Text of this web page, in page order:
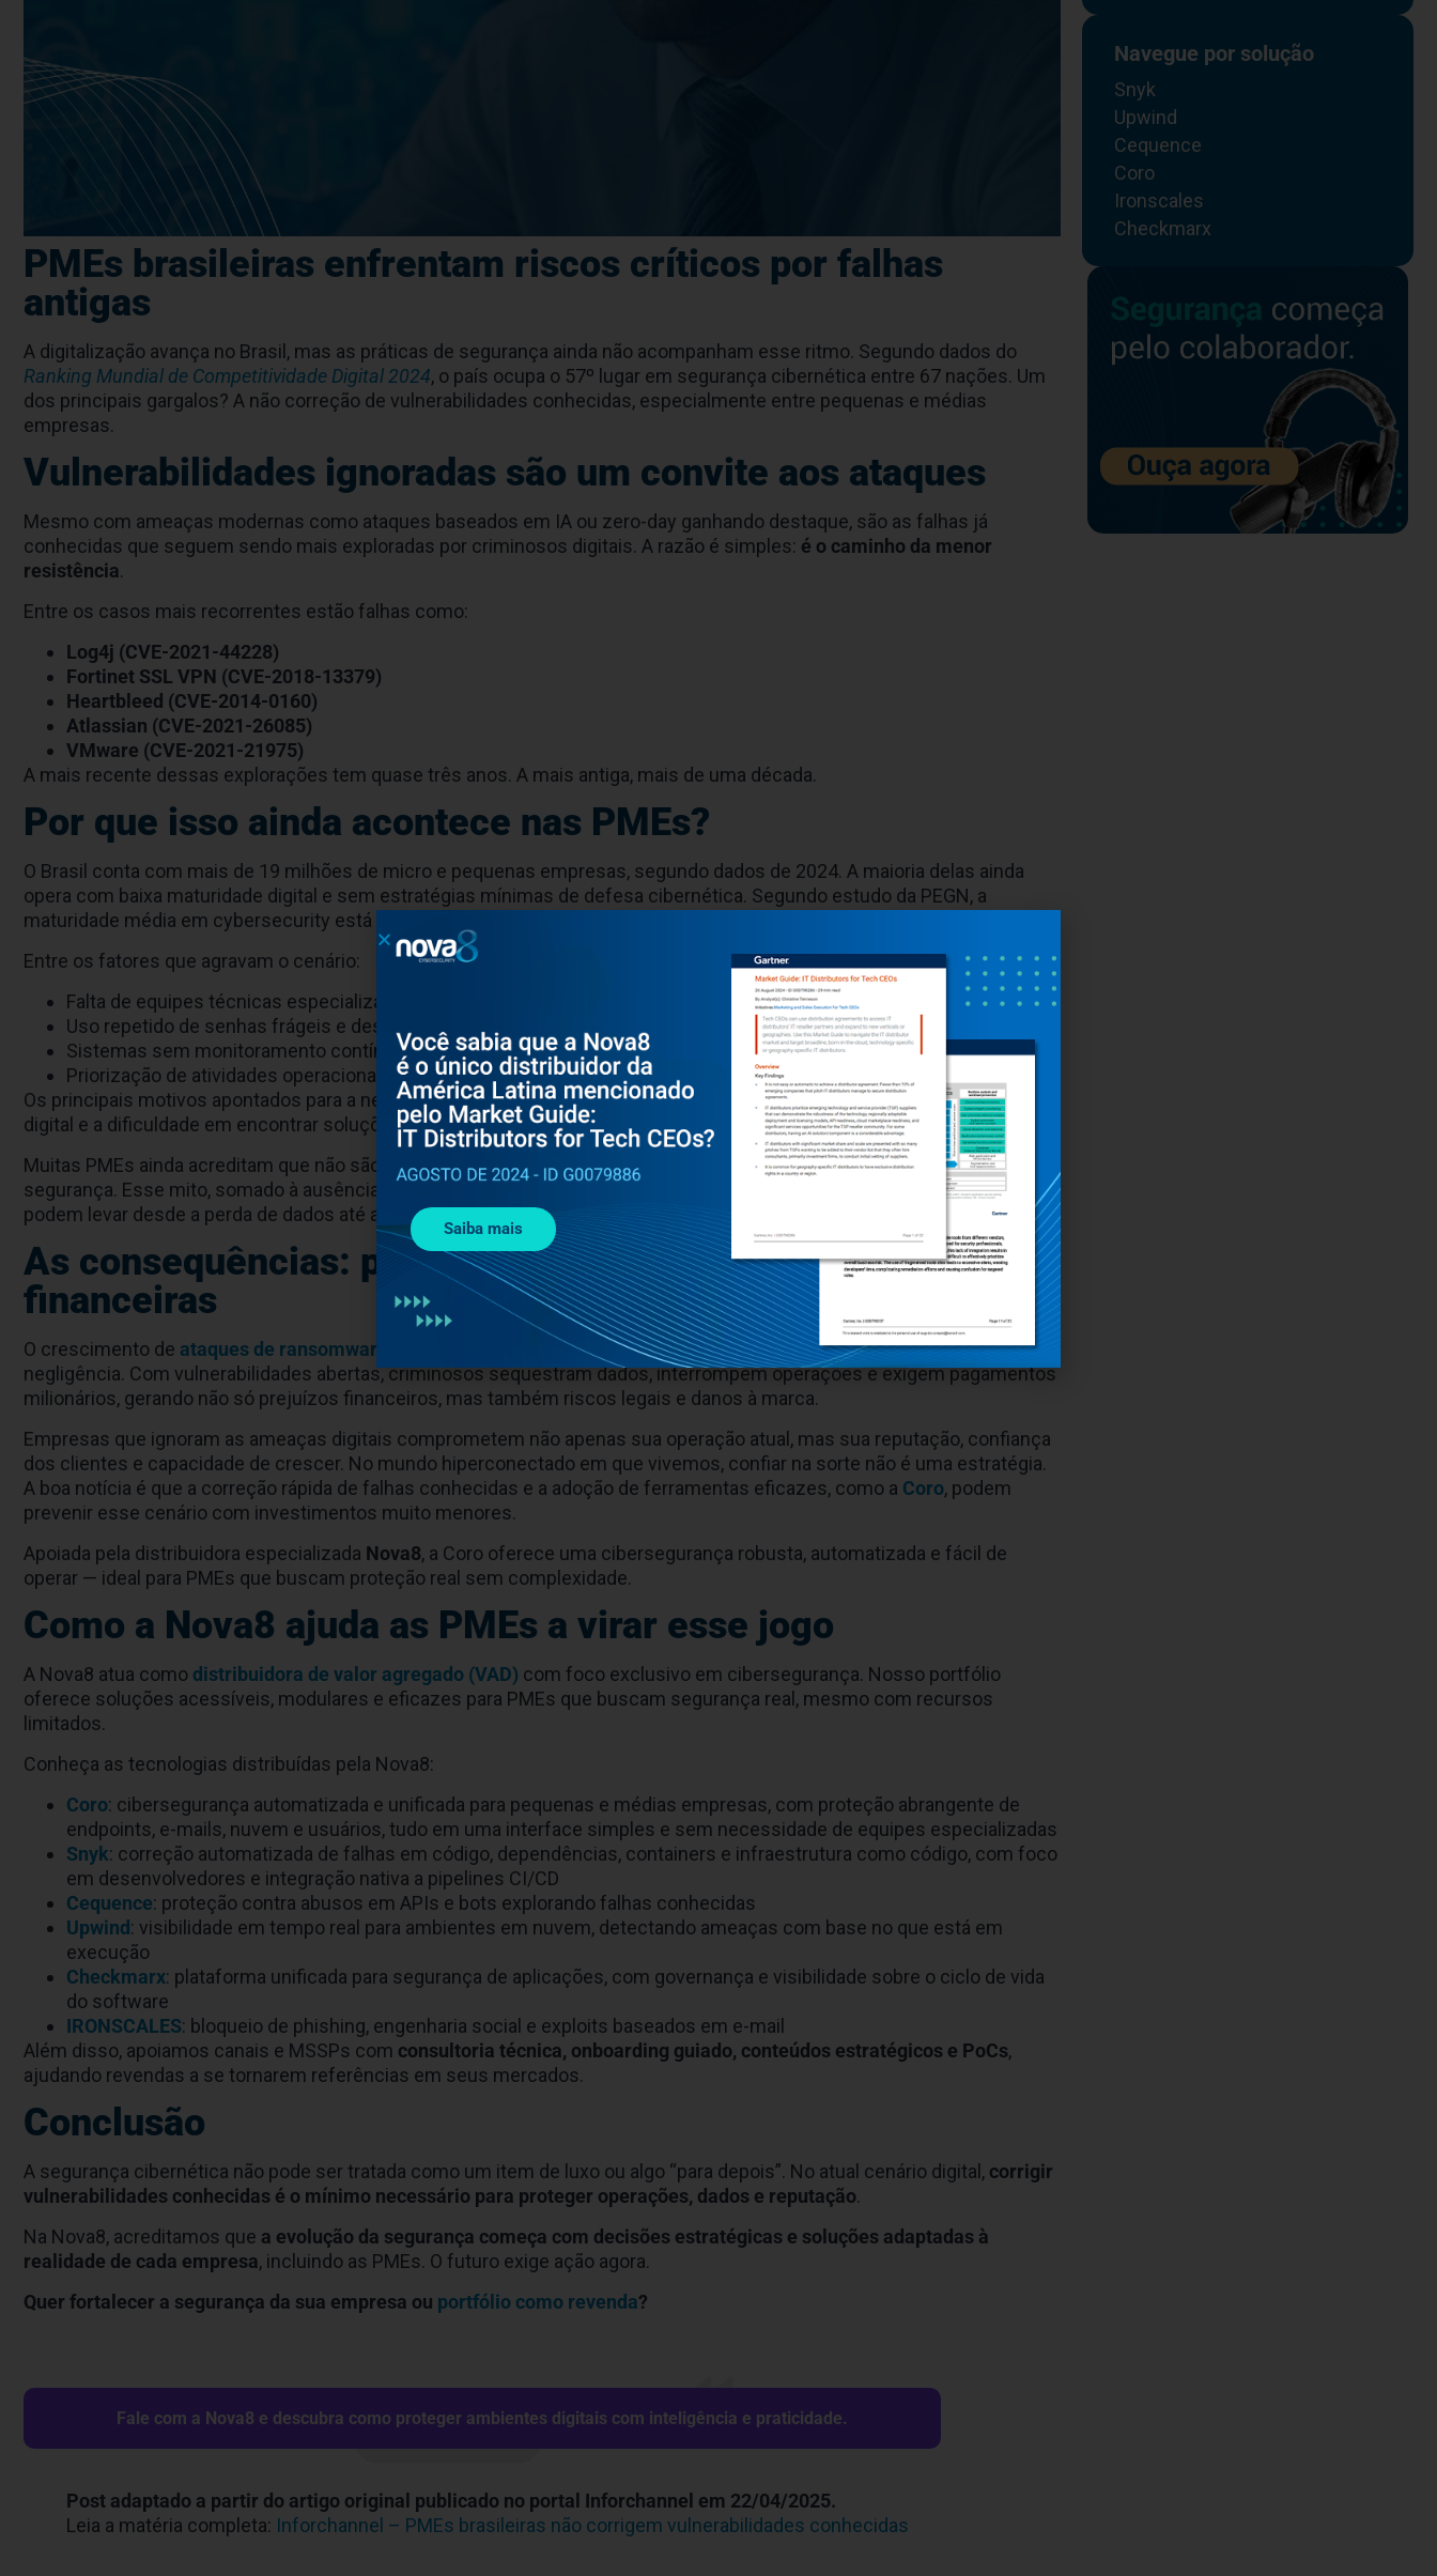
PMEs brasileiras enfrentam riscos críticos por falhas
antigas
A digitalização avança no Brasil, mas as práticas de segurança ainda não acompanham esse ritmo. Segundo dados do
Ranking Mundial de Competitividade Digital 2024, o país ocupa o 57º lugar em segurança cibernética entre 67 nações. Um
dos principais gargalos? A não correção de vulnerabilidades conhecidas, especialmente entre pequenas e médias
empresas.
Vulnerabilidades ignoradas são um convite aos ataques
Mesmo com ameaças modernas como ataques baseados em IA ou zero-day ganhando destaque, são as falhas já
conhecidas que seguem sendo mais exploradas por criminosos digitais. A razão é simples: é o caminho da menor
resistência.
Entre os casos mais recorrentes estão falhas como:
Log4j (CVE-2021-44228)
Fortinet SSL VPN (CVE-2018-13379)
Heartbleed (CVE-2014-0160)
Atlassian (CVE-2021-26085)
VMware (CVE-2021-21975)
A mais recente dessas explorações tem quase três anos. A mais antiga, mais de uma década.
Por que isso ainda acontece nas PMEs?
O Brasil conta com mais de 19 milhões de micro e pequenas empresas, segundo dados de 2024. A maioria delas ainda
opera com baixa maturidade digital e sem estratégias mínimas de defesa cibernética. Segundo estudo da PEGN, a
maturidade média em cybersecurity está em apenas
Entre os fatores que agravam o cenário:
Falta de equipes técnicas especializadas
Uso repetido de senhas frágeis e desatualizadas
Sistemas sem monitoramento contínuo
Priorização de atividades operacionais em vez de prevenção
Os principais motivos apontados para a negligência com a cibersegurança são a falta de orçamento, a baixa maturidade
digital e a dificuldade em encontrar soluções que sejam eficazes, mas também simples de implementar e gerenciar.
Muitas PMEs ainda acreditam que não são alvos atrativos por seu tamanho, o que alimenta uma falsa sensação de
segurança. Esse mito, somado à ausência de profissionais especializados, abre espaço para ataques silenciosos, que
podem levar desde a perda de dados até a paralisação completa das operações.
As consequências: paralisações, vazamentos e perdas
financeiras
O crescimento de ataques de ransomware , que subiram 259% na América Latina em 2024, é sintoma direto dessa
negligência. Com vulnerabilidades abertas, criminosos sequestram dados, interrompem operações e exigem pagamentos
milionários, gerando não só prejuízos financeiros, mas também riscos legais e danos à marca.
Empresas que ignoram as ameaças digitais comprometem não apenas sua operação atual, mas sua reputação, confiança
dos clientes e capacidade de crescer. No mundo hiperconectado em que vivemos, confiar na sorte não é uma estratégia.
A boa notícia é que a correção rápida de falhas conhecidas e a adoção de ferramentas eficazes, como a Coro, podem
prevenir esse cenário com investimentos muito menores.
Apoiada pela distribuidora especializada Nova8, a Coro oferece uma cibersegurança robusta, automatizada e fácil de
operar — ideal para PMEs que buscam proteção real sem complexidade.
Como a Nova8 ajuda as PMEs a virar esse jogo
A Nova8 atua como distribuidora de valor agregado (VAD) com foco exclusivo em cibersegurança. Nosso portfólio
oferece soluções acessíveis, modulares e eficazes para PMEs que buscam segurança real, mesmo com recursos
limitados.
Conheça as tecnologias distribuídas pela Nova8:
Coro: cibersegurança automatizada e unificada para pequenas e médias empresas, com proteção abrangente de
endpoints, e-mails, nuvem e usuários, tudo em uma interface simples e sem necessidade de equipes especializadas
Snyk: correção automatizada de falhas em código, dependências, containers e infraestrutura como código, com foco
em desenvolvedores e integração nativa a pipelines CI/CD
Cequence: proteção contra abusos em APIs e bots explorando falhas conhecidas
Upwind: visibilidade em tempo real para ambientes em nuvem, detectando ameaças com base no que está em
execução
Checkmarx: plataforma unificada para segurança de aplicações, com governança e visibilidade sobre o ciclo de vida
do software
IRONSCALES: bloqueio de phishing, engenharia social e exploits baseados em e-mail
Além disso, apoiamos canais e MSSPs com consultoria técnica, onboarding guiado, conteúdos estratégicos e PoCs,
ajudando revendas a se tornarem referências em seus mercados.
Conclusão
A segurança cibernética não pode ser tratada como um item de luxo ou algo “para depois”. No atual cenário digital, corrigir
vulnerabilidades conhecidas é o mínimo necessário para proteger operações, dados e reputação.
Na Nova8, acreditamos que a evolução da segurança começa com decisões estratégicas e soluções adaptadas à
realidade de cada empresa, incluindo as PMEs. O futuro exige ação agora.
Quer fortalecer a segurança da sua empresa ou portfólio como revenda?
Fale com a Nova8 e descubra como proteger ambientes digitais com inteligência e praticidade.
Post adaptado a partir do artigo original publicado no portal Inforchannel em 22/04/2025.
Leia a matéria completa: Inforchannel – PMEs brasileiras não corrigem vulnerabilidades conhecidas
Navegue por solução
Snyk
Upwind
Cequence
Coro
Ironscales
Checkmarx
Saiba mais